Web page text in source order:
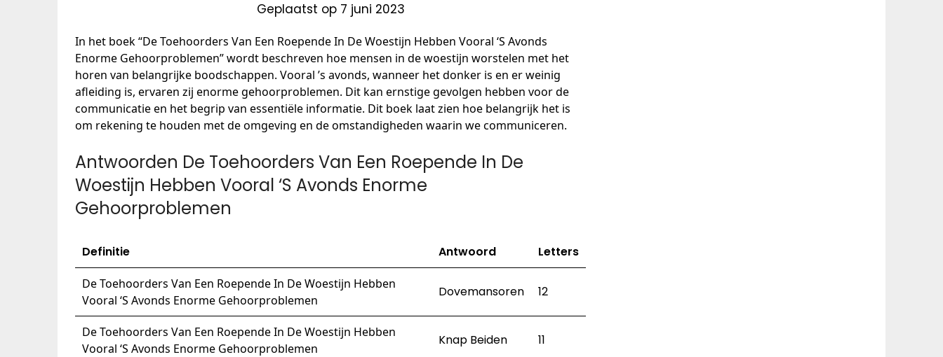
Geplaatst op 7 juni 2023
In het boek “De Toehoorders Van Een Roepende In De Woestijn Hebben Vooral ‘S Avonds
Enorme Gehoorproblemen” wordt beschreven hoe mensen in de woestijn worstelen met het
horen van belangrijke boodschappen. Vooral ’s avonds, wanneer het donker is en er weinig
afleiding is, ervaren zij enorme gehoorproblemen. Dit kan ernstige gevolgen hebben voor de
communicatie en het begrip van essentiële informatie. Dit boek laat zien hoe belangrijk het is
om rekening te houden met de omgeving en de omstandigheden waarin we communiceren.
Antwoorden De Toehoorders Van Een Roepende In De
Woestijn Hebben Vooral ‘S Avonds Enorme
Gehoorproblemen
Definitie Antwoord Letters
De Toehoorders Van Een Roepende In De Woestijn Hebben
Vooral ‘S Avonds Enorme Gehoorproblemen
Dovemansoren 12
De Toehoorders Van Een Roepende In De Woestijn Hebben
Vooral ‘S Avonds Enorme Gehoorproblemen
Knap Beiden 11